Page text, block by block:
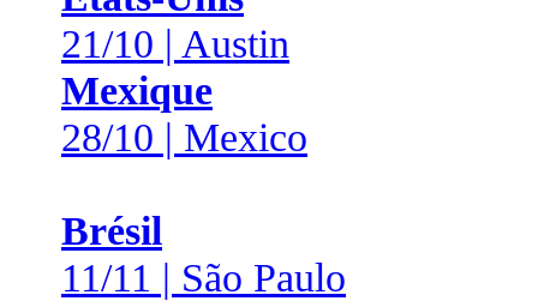
21/10 | Austin
Mexique
28/10 | Mexico
Brésil
11/11 | São Paulo